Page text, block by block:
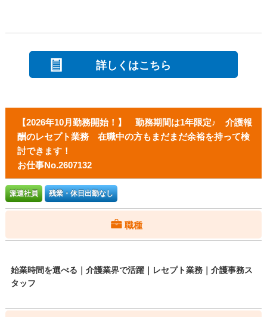
詳しくはこちら
【2026年10月勤務開始！】 勤務期間は1年限定♪ 介護報
酬のレセプト業務 在職中の方もまだまだ余裕を持って検
討できます！
お仕事No.2607132
派遣社員 残業・休日出勤なし
職種
始業時間を選べる｜介護業界で活躍｜レセプト業務｜介護事務ス
タッフ